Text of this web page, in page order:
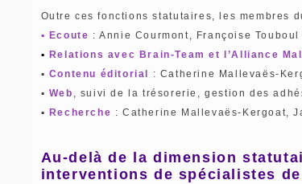
Outre ces fonctions statutaires, les membres
▪ Ecoute : Annie Courmont, Françoise
▪ Relations avec Brain-Team et l’Alliance
▪ Contenu éditorial
: Catherine Mallevaës-
▪ Web , suivi de la trésorerie, gestion des
▪ Recherche : Catherine Mallevaës-Kergoat,
Au-delà de la dimension
interventions de spécialistes de